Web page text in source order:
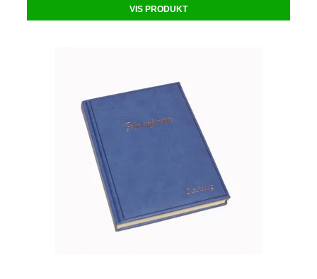
VIS PRODUKT